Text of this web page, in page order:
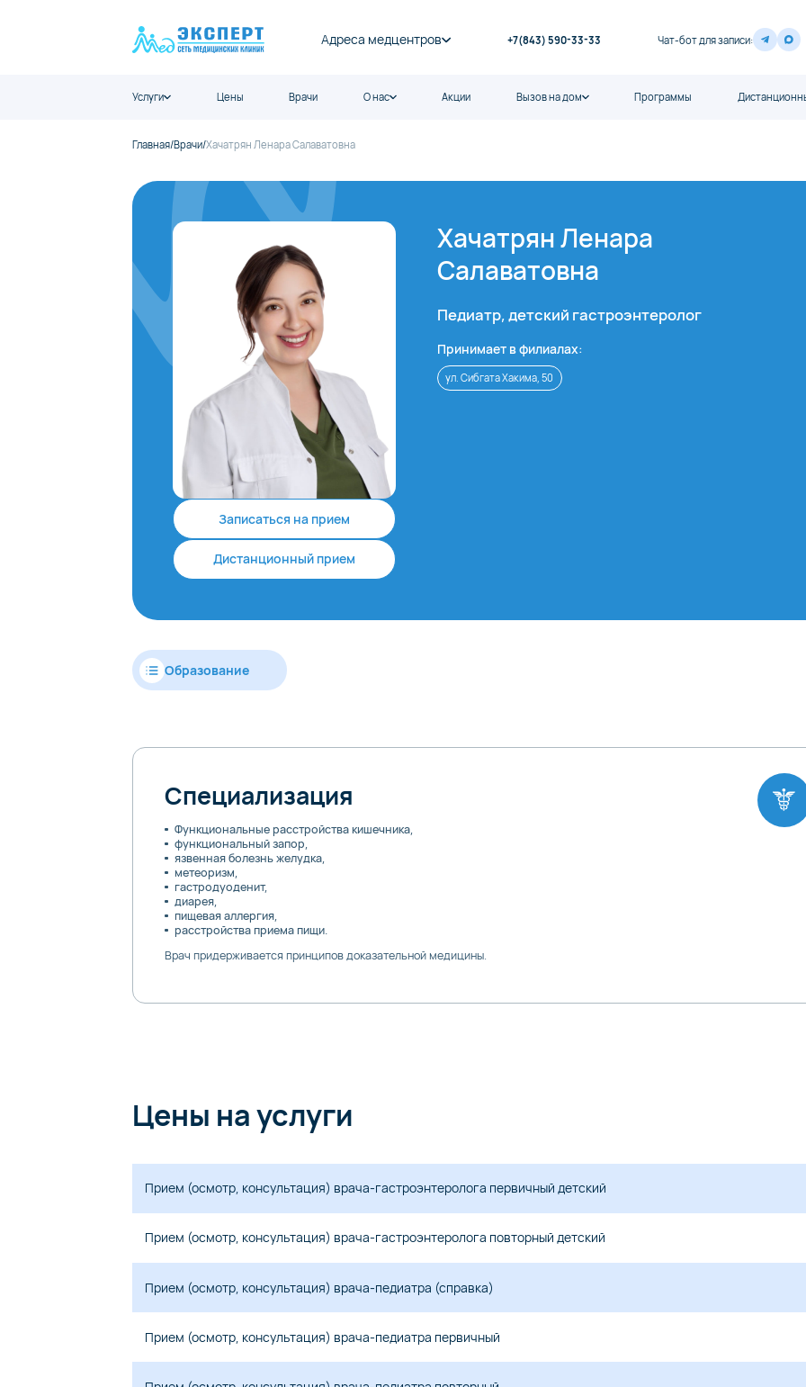
Адреса медцентров +7(843) 590-33-33 Чат-бот для записи:
Услуги Цены Врачи О нас Акции Вызов на дом Программы
Главная/Врачи/Хачатрян Ленара Салаватовна
Записаться на прием
Дистанционный прием
Хачатрян Ленара
Салаватовна
Педиатр, детский гастроэнтеролог
Принимает в филиалах:
ул. Сибгата Хакима, 50
Образование
Специализация
Функциональные расстройства кишечника,
функциональный запор,
язвенная болезнь желудка,
метеоризм,
гастродуоденит,
диарея,
пищевая аллергия,
расстройства приема пищи.
Врач придерживается принципов доказательной медицины.
Цены на услуги
Прием (осмотр, консультация) врача-гастроэнтеролога первичный детский
Прием (осмотр, консультация) врача-гастроэнтеролога повторный детский
Прием (осмотр, консультация) врача-педиатра (справка)
Прием (осмотр, консультация) врача-педиатра первичный